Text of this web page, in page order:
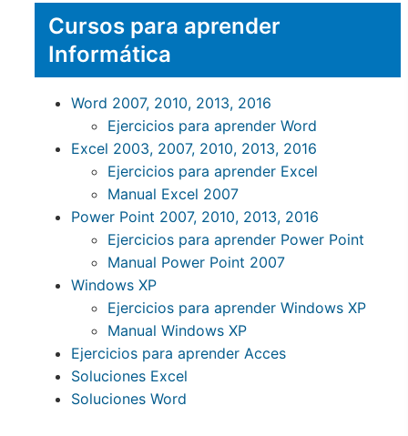
Cursos para aprender
Informática
Word 2007, 2010, 2013, 2016
Ejercicios para aprender Word
Excel 2003, 2007, 2010, 2013, 2016
Ejercicios para aprender Excel
Manual Excel 2007
Power Point 2007, 2010, 2013, 2016
Ejercicios para aprender Power Point
Manual Power Point 2007
Windows XP
Ejercicios para aprender Windows XP
Manual Windows XP
Ejercicios para aprender Acces
Soluciones Excel
Soluciones Word